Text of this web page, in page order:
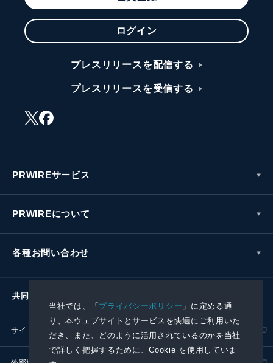
当社では、「プライバシーポリシー 」に定める通
り、本ウェブサイトとサービスを快適にご利用いた
だき、また、どのように活用されているのかを当社
で詳しく把握するために、Cookie を使用していま
ログイン
プレスリリースを配信する
プレスリリースを受信する
PRWIREサービス
PRWIREについて
各種お問い合わせ
共同通信社グループ
サイトポリシー プライバシーポリシー